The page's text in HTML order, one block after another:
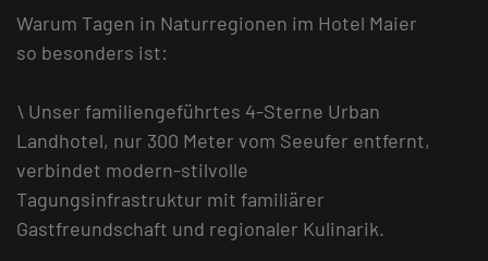
Warum Tagen in Naturregionen im Hotel Maier
so besonders ist:
\ Unser familiengeführtes 4-Sterne Urban
Landhotel, nur 300 Meter vom Seeufer entfernt,
verbindet modern-stilvolle
Tagungsinfrastruktur mit familiärer
Gastfreundschaft und regionaler Kulinarik.